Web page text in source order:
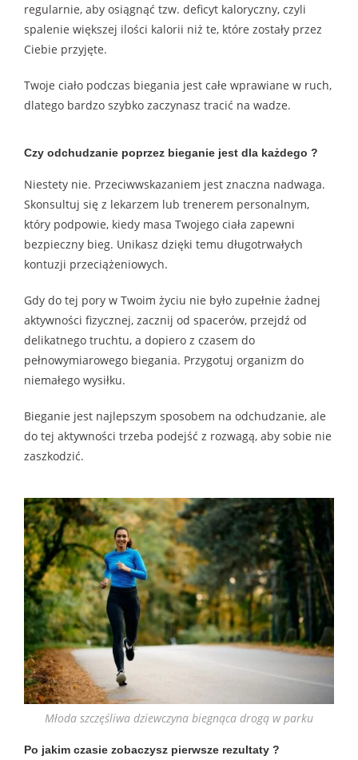
regularnie, aby osiągnąć tzw. deficyt kaloryczny, czyli
spalenie większej ilości kalorii niż te, które zostały przez
Ciebie przyjęte.
Twoje ciało podczas biegania jest całe wprawiane w ruch,
dlatego bardzo szybko zaczynasz tracić na wadze.
Czy odchudzanie poprzez bieganie jest dla każdego ?
Niestety nie. Przeciwwskazaniem jest znaczna nadwaga.
Skonsultuj się z lekarzem lub trenerem personalnym,
który podpowie, kiedy masa Twojego ciała zapewni
bezpieczny bieg. Unikasz dzięki temu długotrwałych
kontuzji przeciążeniowych.
Gdy do tej pory w Twoim życiu nie było zupełnie żadnej
aktywności fizycznej, zacznij od spacerów, przejdź od
delikatnego truchtu, a dopiero z czasem do
pełnowymiarowego biegania. Przygotuj organizm do
niemałego wysiłku.
Bieganie jest najlepszym sposobem na odchudzanie, ale
do tej aktywności trzeba podejść z rozwagą, aby sobie nie
zaszkodzić.
Młoda szczęśliwa dziewczyna biegnąca drogą w parku
Po jakim czasie zobaczysz pierwsze rezultaty ?